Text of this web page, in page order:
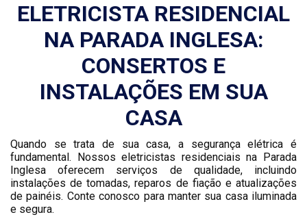
ELETRICISTA RESIDENCIAL
NA PARADA INGLESA:
CONSERTOS E
INSTALAÇÕES EM SUA
CASA
Quando se trata de sua casa, a segurança elétrica é
fundamental. Nossos eletricistas residenciais na Parada
Inglesa oferecem serviços de qualidade, incluindo
instalações de tomadas, reparos de fiação e atualizações
de painéis. Conte conosco para manter sua casa iluminada
e segura.